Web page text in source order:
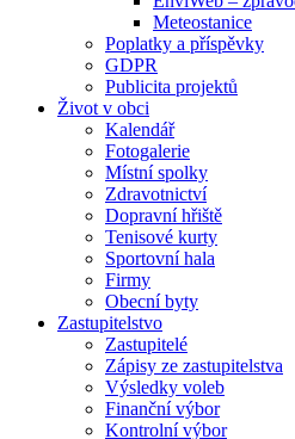
Meteostanice
Poplatky a příspěvky
GDPR
Publicita projektů
Život v obci
Kalendář
Fotogalerie
Místní spolky
Zdravotnictví
Dopravní hřiště
Tenisové kurty
Sportovní hala
Firmy
Obecní byty
Zastupitelstvo
Zastupitelé
Zápisy ze zastupitelstva
Výsledky voleb
Finanční výbor
Kontrolní výbor